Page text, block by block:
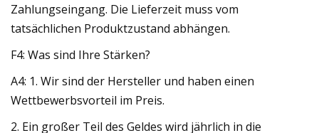
Zahlungseingang. Die Lieferzeit muss vom
tatsächlichen Produktzustand abhängen.
F4: Was sind Ihre Stärken?
A4: 1. Wir sind der Hersteller und haben einen
Wettbewerbsvorteil im Preis.
2. Ein großer Teil des Geldes wird jährlich in die